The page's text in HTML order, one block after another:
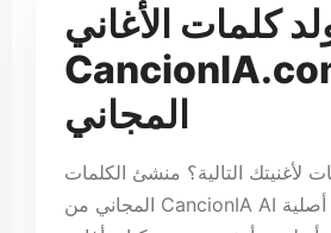
كلمات الأغاني
المجاني
لأغنيتك التالية؟ منشئ الكلمات
المجاني من CancionIA AI ينشئ كلمات أصلية